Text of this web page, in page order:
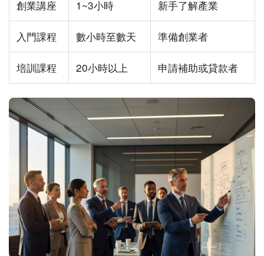
創業講座 1~3小時 新手了解產業
入門課程 數小時至數天 準備創業者
培訓課程 20小時以上 申請補助或貸款者